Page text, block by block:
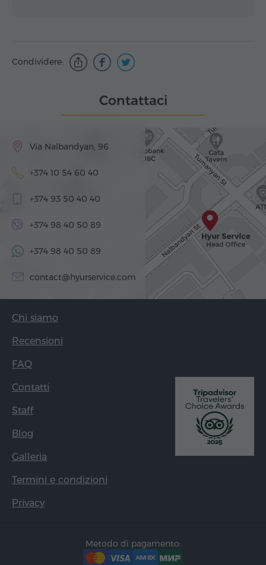
Condividere:
Contattaci
Via Nalbandyan, 96
+374 10 54 60 40
+374 93 50 40 40
+374 98 40 50 89
+374 98 40 50 89
contact@hyurservice.com
Chi siamo
Recensioni
FAQ
Contatti
Staff
Blog
Galleria
Termini e condizioni
Privacy
Metodo di pagamento: